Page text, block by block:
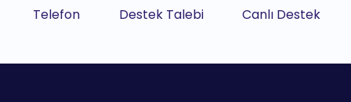
Telefon Destek Talebi Canlı Destek